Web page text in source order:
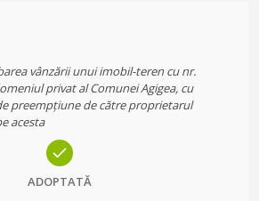
vânzării unui imobil-teren cu nr.
privat al Comunei Agigea, cu
preempțiune de către proprietarul
acesta
ADOPTATĂ